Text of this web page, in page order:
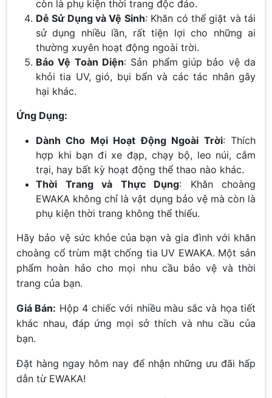
còn là phụ kiện thời trang độc đáo.
Dễ Sử Dụng và Vệ Sinh: Khăn có thể giặt và tái
sử dụng nhiều lần, rất tiện lợi cho những ai
thường xuyên hoạt động ngoài trời.
Bảo Vệ Toàn Diện: Sản phẩm giúp bảo vệ da
khỏi tia UV, gió, bụi bẩn và các tác nhân gây
hại khác.
Ứng Dụng:
Dành Cho Mọi Hoạt Động Ngoài Trời: Thích
hợp khi bạn đi xe đạp, chạy bộ, leo núi, cắm
trại, hay bất kỳ hoạt động thể thao nào khác.
Thời Trang và Thực Dụng: Khăn choàng
EWAKA không chỉ là vật dụng bảo vệ mà còn là
phụ kiện thời trang không thể thiếu.
Hãy bảo vệ sức khỏe của bạn và gia đình với khăn
choàng cổ trùm mặt chống tia UV EWAKA. Một sản
phẩm hoàn hảo cho mọi nhu cầu bảo vệ và thời
trang của bạn.
Giá Bán: Hộp 4 chiếc với nhiều màu sắc và họa tiết
khác nhau, đáp ứng mọi sở thích và nhu cầu của
bạn.
Đặt hàng ngay hôm nay để nhận những ưu đãi hấp
dẫn từ EWAKA!